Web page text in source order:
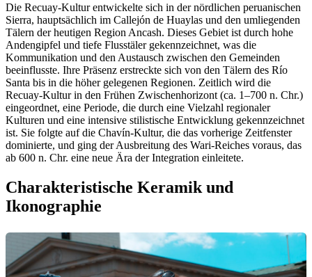
Die Recuay-Kultur entwickelte sich in der nördlichen peruanischen
Sierra, hauptsächlich im Callejón de Huaylas und den umliegenden
Tälern der heutigen Region Ancash. Dieses Gebiet ist durch hohe
Andengipfel und tiefe Flusstäler gekennzeichnet, was die
Kommunikation und den Austausch zwischen den Gemeinden
beeinflusste. Ihre Präsenz erstreckte sich von den Tälern des Río
Santa bis in die höher gelegenen Regionen. Zeitlich wird die
Recuay-Kultur in den Frühen Zwischenhorizont (ca. 1–700 n. Chr.)
eingeordnet, eine Periode, die durch eine Vielzahl regionaler
Kulturen und eine intensive stilistische Entwicklung gekennzeichnet
ist. Sie folgte auf die Chavín-Kultur, die das vorherige Zeitfenster
dominierte, und ging der Ausbreitung des Wari-Reiches voraus, das
ab 600 n. Chr. eine neue Ära der Integration einleitete.
Charakteristische Keramik und
Ikonographie